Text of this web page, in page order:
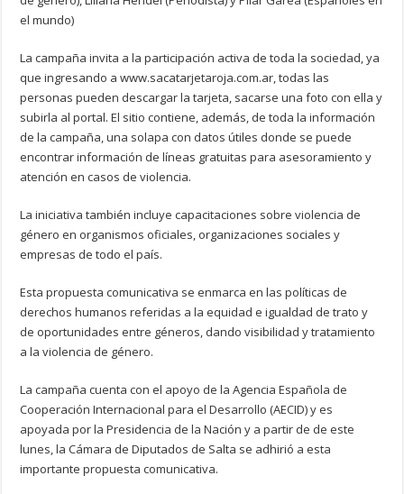
el mundo)
La campaña invita a la participación activa de toda la sociedad, ya
que ingresando a www.sacatarjetaroja.com.ar, todas las
personas pueden descargar la tarjeta, sacarse una foto con ella y
subirla al portal. El sitio contiene, además, de toda la información
de la campaña, una solapa con datos útiles donde se puede
encontrar información de líneas gratuitas para asesoramiento y
atención en casos de violencia.
La iniciativa también incluye capacitaciones sobre violencia de
género en organismos oficiales, organizaciones sociales y
empresas de todo el país.
Esta propuesta comunicativa se enmarca en las políticas de
derechos humanos referidas a la equidad e igualdad de trato y
de oportunidades entre géneros, dando visibilidad y tratamiento
a la violencia de género.
La campaña cuenta con el apoyo de la Agencia Española de
Cooperación Internacional para el Desarrollo (AECID) y es
apoyada por la Presidencia de la Nación y a partir de de este
lunes, la Cámara de Diputados de Salta se adhirió a esta
importante propuesta comunicativa.